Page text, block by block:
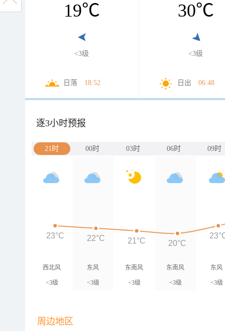
19℃
<3级
日落 18:52
30℃
<3级
日出 06:48
逐3小时预报
21时 00时 03时 06时 09时
西北风
<3级
东风
<3级
东南风
<3级
东南风
<3级
东风
<3级
23°C 22°C 21°C 20°C
周边地区